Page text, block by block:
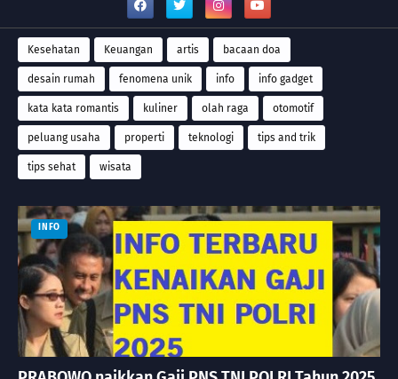
Kesehatan Keuangan artis bacaan doa
desain rumah fenomena unik info info gadget
kata kata romantis kuliner olah raga otomotif
peluang usaha properti teknologi tips and trik
tips sehat wisata
INFO